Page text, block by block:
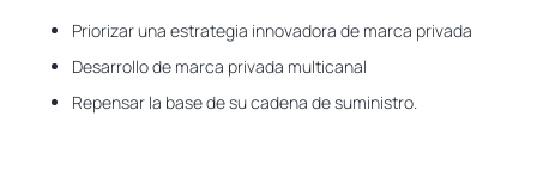
Priorizar una estrategia innovadora de marca privada
Desarrollo de marca privada multicanal
Repensar la base de su cadena de suministro.